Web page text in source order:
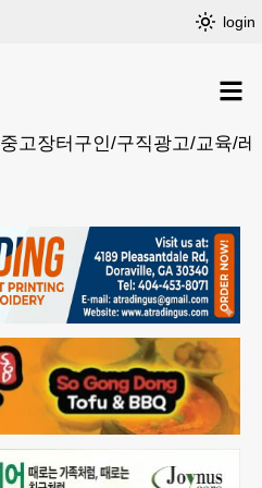
login
중고장터 구인/구직광고/교육/레